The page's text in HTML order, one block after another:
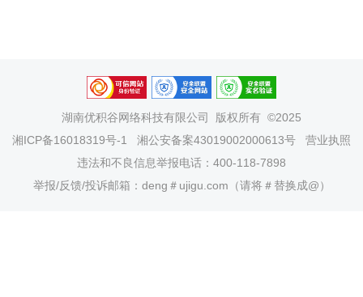
湖南优积谷网络科技有限公司
版权所有 ©2025
湘ICP备16018319号-1
湘公安备案43019002000613号
营业执照
违法和不良信息举报电话：400-118-7898
举报/反馈/投诉邮箱：deng＃ujigu.com（请将＃替换成@）